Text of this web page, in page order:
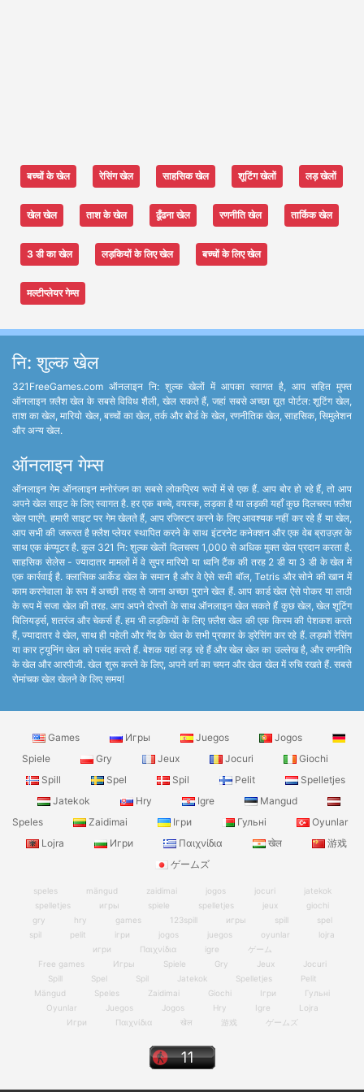
बच्चों के खेल रेसिंग खेल साहसिक खेल शूटिंग खेलों लड़ खेलों
खेल खेल ताश के खेल ढूँढना खेल रणनीति खेल तार्किक खेल
3 डी का खेल लड़कियों के लिए खेल बच्चों के लिए खेल
मल्टीप्लेयर गेम्स
नि: शुल्क खेल
321FreeGames.com ऑनलाइन नि: शुल्क खेलों में आपका स्वागत है, आप सहित मुफ्त
ऑनलाइन फ़्लैश खेल के सबसे विविध शैली, खेल सकते हैं, जहां सबसे अच्छा द्यूत पोर्टल: शूटिंग खेल,
ताश का खेल, मारियो खेल, बच्चों का खेल, तर्क और बोर्ड के खेल, रणनीतिक खेल, साहसिक, सिमुलेशन
और अन्य खेल.
ऑनलाइन गेम्स
ऑनलाइन गेम ऑनलाइन मनोरंजन का सबसे लोकप्रिय रूपों में से एक हैं. आप बोर हो रहे हैं, तो आप
अपने खेल साइट के लिए स्वागत है. हर एक बच्चे, वयस्क, लड़का है या लड़की यहाँ कुछ दिलचस्प फ़्लैश
खेल पाएंगे. हमारी साइट पर गेम खेलते हैं, आप रजिस्टर करने के लिए आवश्यक नहीं कर रहे हैं या खेल,
आप सभी की जरूरत है फ़्लैश प्लेयर स्थापित करने के साथ इंटरनेट कनेक्शन और एक वेब ब्राउज़र के
साथ एक कंप्यूटर है. कुल 321 नि: शुल्क खेलों दिलचस्प 1,000 से अधिक मुक्त खेल प्रदान करता है.
साहसिक सेलेस - ज्यादातर मामलों में वे सुपर मारियो या ध्वनि टैंक की तरह 2 डी या 3 डी के खेल में
एक कार्रवाई है. क्लासिक आर्केड खेल के समान है और वे ऐसे सभी बॉल, Tetris और सोने की खान में
काम करनेवाला के रूप में अच्छी तरह से जाना अच्छा पुराने खेल हैं. आप कार्ड खेल ऐसे पोकर या लाठी
के रूप में सजा खेल की तरह. आप अपने दोस्तों के साथ ऑनलाइन खेल सकते हैं कुछ खेल, खेल शूटिंग
बिलियर्ड्स, शतरंज और चेकर्स हैं. हम भी लड़कियों के लिए फ़्लैश खेल की एक किस्म की पेशकश करते
हैं, ज्यादातर वे खेल, साथ ही पहेली और गेंद के खेल के सभी प्रकार के ड्रेसिंग कर रहे हैं. लड़कों रेसिंग
या कार ट्यूनिंग खेल को पसंद करते हैं. बेशक यहां लड़ रहे हैं और खेल खेल का उल्लेख है, और रणनीति
के खेल और आरपीजी. खेल शुरू करने के लिए, अपने वर्ग का चयन और खेल खेल में रुचि रखते हैं. सबसे
रोमांचक खेल खेलने के लिए समय!
Games Игры Juegos
Jogos
Spiele
Gry Jeux Jocuri
Giochi
Spill
Spel Spil Pelit
Spelletjes
Jatekok
Hry Igre
Mangud
Speles
Zaidimai Ігри Гульні
Oyunlar
Lojra
Игри Παιχνίδια खेल
游戏
ゲームズ
speles mängud zaidimai jogos jocuri
jatekok
spelletjes
игры spiele spelletjes jeux
giochi
gry
hry games 123spill игры spill
spel
spil
pelit ігри jogos juegos oyunlar
lojra
игри
Παιχνίδια igre
ゲーム
Free games
Игры Spiele Gry Jeux
Jocuri
Spill
Spel Spil Jatekok Spelletjes
Pelit
Mängud
Speles Zaidimai Giochi Ігри
Гульні
Oyunlar
Juegos Jogos Hry Igre
Lojra
Игри
Παιχνίδια खेल 游戏 ゲームズ